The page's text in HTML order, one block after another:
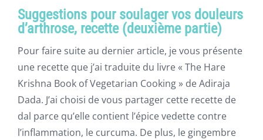
Suggestions pour soulager vos douleurs
d’arthrose, recette (deuxième partie)
Pour faire suite au dernier article, je vous présente
une recette que j’ai traduite du livre « The Hare
Krishna Book of Vegetarian Cooking » de Adiraja
Dada. J’ai choisi de vous partager cette recette de
dal parce qu’elle contient l’épice vedette contre
l’inflammation, le curcuma. De plus, le gingembre